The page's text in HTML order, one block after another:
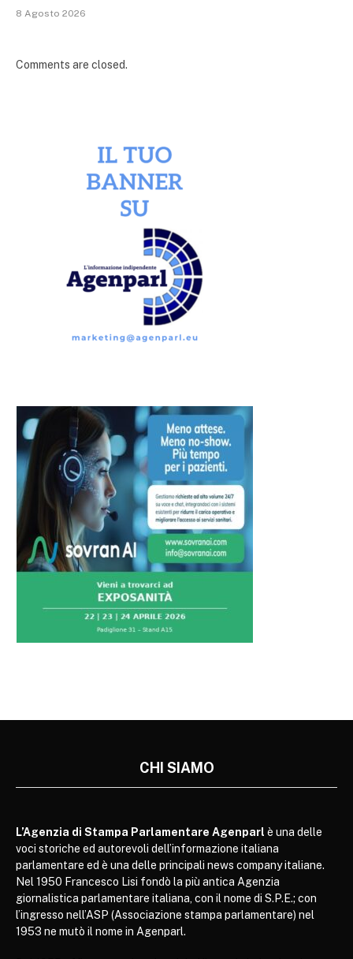
8 Agosto 2026
Comments are closed.
CHI SIAMO
L’Agenzia di Stampa Parlamentare Agenparl è una delle
voci storiche ed autorevoli dell’informazione italiana
parlamentare ed è una delle principali news company italiane.
Nel 1950 Francesco Lisi fondò la più antica Agenzia
giornalistica parlamentare italiana, con il nome di S.P.E.; con
l’ingresso nell’ASP (Associazione stampa parlamentare) nel
1953 ne mutò il nome in Agenparl.